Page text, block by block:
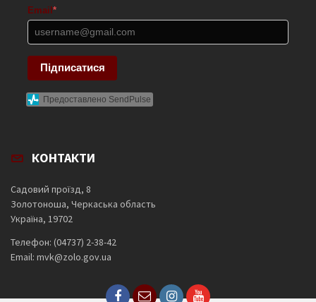
Email *
Підписатися
Предоставлено SendPulse
КОНТАКТИ
Садовий проїзд, 8
Золотоноша, Черкаська область
Україна, 19702
Телефон: (04737) 2-38-42
Email: mvk@zolo.gov.ua